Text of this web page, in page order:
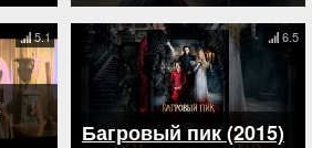
5.1
Багровый пик (2015)
6.5